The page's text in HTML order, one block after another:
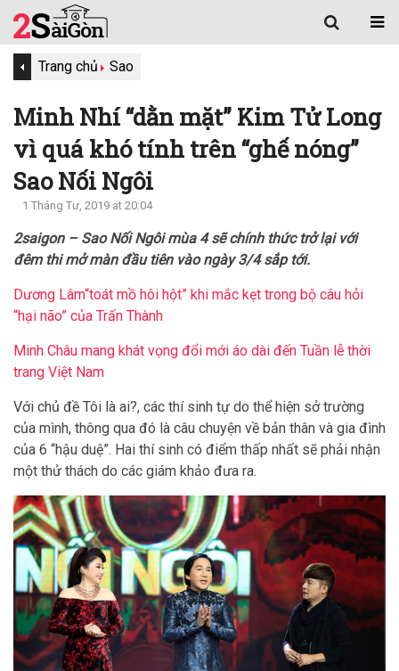
Trang chủ Sao
Minh Nhí “dằn mặt” Kim Tử Long
vì quá khó tính trên “ghế nóng”
Sao Nối Ngôi
1 Tháng Tư, 2019 at 20:04
2saigon – Sao Nối Ngôi mùa 4 sẽ chính thức trở lại với
đêm thi mở màn đầu tiên vào ngày 3/4 sắp tới.
Dương Lâm“toát mồ hôi hột” khi mắc kẹt trong bộ câu hỏi
“hại não” của Trấn Thành
Minh Châu mang khát vọng đổi mới áo dài đến Tuần lễ thời
trang Việt Nam
Với chủ đề Tôi là ai?, các thí sinh tự do thể hiện sở trường
của mình, thông qua đó là câu chuyện về bản thân và gia đình
của 6 “hậu duệ”. Hai thí sinh có điểm thấp nhất sẽ phải nhận
một thử thách do các giám khảo đưa ra.